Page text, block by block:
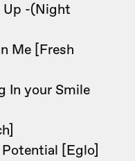
Up -(Night
Me [Fresh
In your Smile
[Eglo]